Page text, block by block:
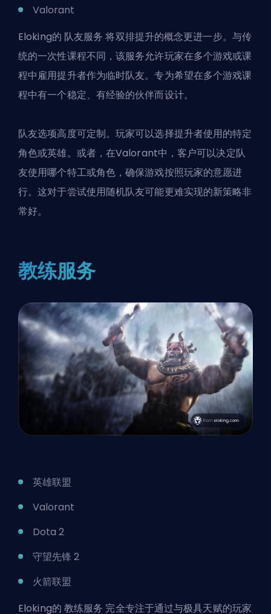
Valorant
Eloking的 队友服务 将双排提升的概念更进一步。与传
统的一次性课程不同，该服务允许玩家在多个游戏或课
程中雇用提升者作为临时队友。专为希望在多个游戏课
程中有一个稳定、有经验的伙伴而设计。
队友选项高度可定制。玩家可以选择提升者使用的特定
角色或英雄。或者，在Valorant中，客户可以决定队
友使用哪个特工或角色，确保游戏按照玩家的意愿进
行。这对于尝试使用随机队友可能更难实现的新策略非
常好。
教练服务
英雄联盟
Valorant
Dota 2
守望先锋 2
火箭联盟
Eloking的 教练服务 完全专注于通过与极具天赋的玩家